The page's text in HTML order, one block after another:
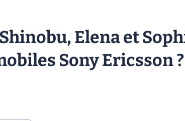
Elena et
Sony Ericsson ?